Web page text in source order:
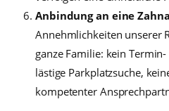
Anbindung an eine
Annehmlichkeiten unserer
ganze Familie: kein
lästige Parkplatzsuche,
kompetenter